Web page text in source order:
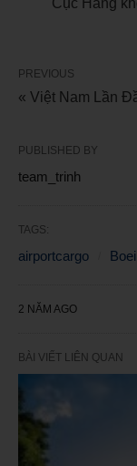
PREVIOUS
« Việt Nam Lần
PUBLISHED BY
team_trinh
TAGS:
airportcargo
2 NĂM AGO
BÀI VIẾT LIÊN QUAN